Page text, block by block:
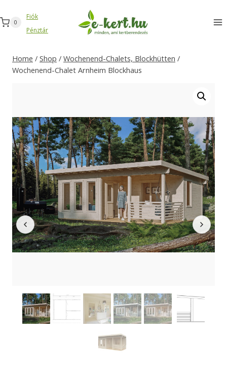
Inhalt
springen
0
Fiók
Pénztár
Home / Shop / Wochenend-Chalets, Blockhütten /
Wochenend-Chalet Arnheim Blockhaus